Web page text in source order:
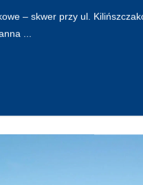
– skwer przy ul.
...